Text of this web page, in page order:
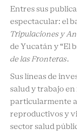
Entres sus
espectacular: el
Tripulaciones y
de Yucatán y “El
de las Fronteras.
Sus líneas de
salud y trabajo
particularmente a
reproductivos y
sector salud